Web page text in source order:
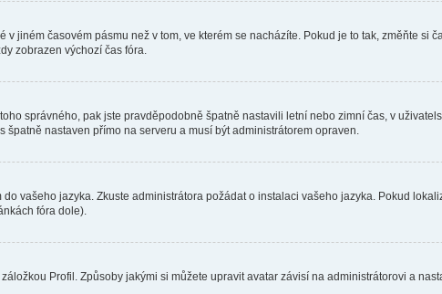
jiném časovém pásmu než v tom, ve kterém se nacházíte. Pokud je to tak, změňte si
zobrazen výchozí čas fóra.
správného, pak jste pravděpodobně špatně nastavili letní nebo zimní čas, v
nastaven přímo na serveru a musí být administrátorem opraven.
vašeho jazyka. Zkuste administrátora požádat o instalaci vašeho jazyka. Pokud
fóra dole).
Profil. Způsoby jakými si můžete upravit avatar závisí na administrátorovi a